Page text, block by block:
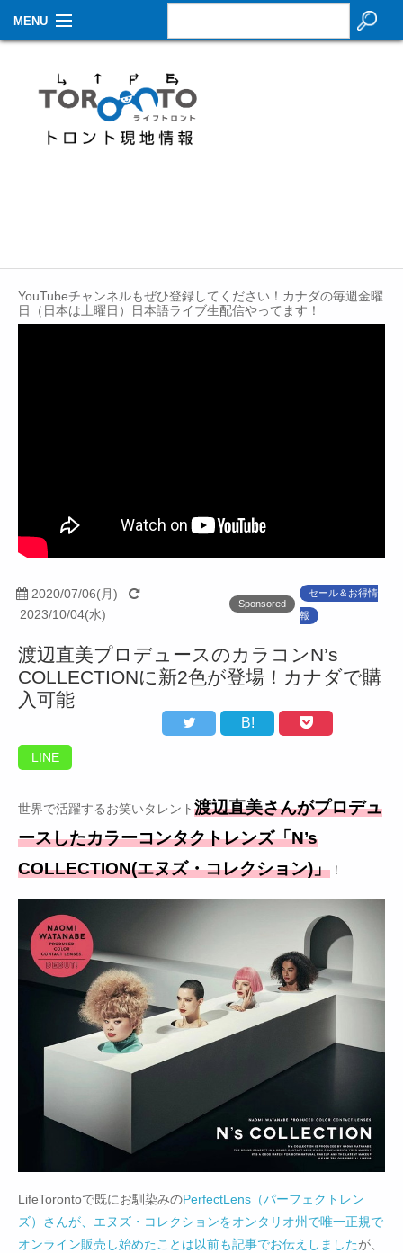
MENU
生活情報
その他
Contact
YouTubeチャンネルもぜひ登録してください！カナダの毎週金曜
日（日本は土曜日）日本語ライブ生配信やってます！
2020/07/06(月)
2023/10/04(水)
Sponsored
セール＆お得情
報
渡辺直美プロデュースのカラコンN’s
COLLECTIONに新2色が登場！カナダで購
入可能
B!
LINE
世界で活躍するお笑いタレント渡辺直美さんがプロデュ
ースしたカラーコンタクトレンズ「N’s
COLLECTION(エヌズ・コレクション)」 ！
LifeTorontoで既にお馴染みのPerfectLens（パーフェクトレン
ズ）さんが、エヌズ・コレクションをオンタリオ州で唯一正規で
オンライン販売し始めたことは以前も記事でお伝えしましたが、